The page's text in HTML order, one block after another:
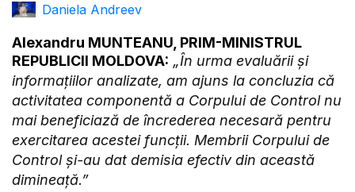
Daniela Andreev
Alexandru MUNTEANU, PRIM-MINISTRUL
REPUBLICII MOLDOVA: „În urma evaluării și
informațiilor analizate, am ajuns la concluzia că
activitatea componentă a Corpului de Control nu
mai beneficiază de încrederea necesară pentru
exercitarea acestei funcții. Membrii Corpului de
Control și-au dat demisia efectiv din această
dimineață.”